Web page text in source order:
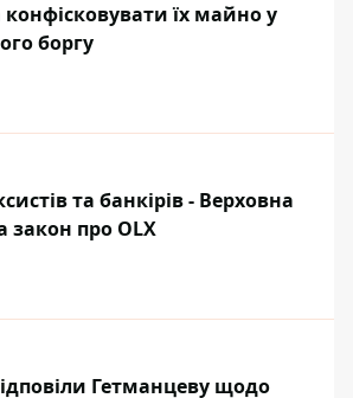
їх майно у
боргу
та банкірів - Верховна
закон про OLX
Гетманцеву щодо